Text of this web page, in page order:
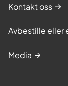
Kontakt oss
Avbestille eller
Media